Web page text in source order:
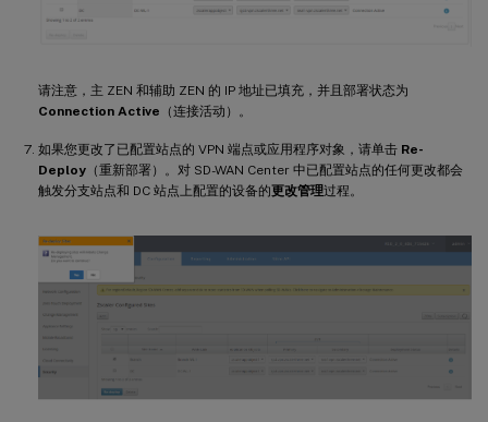
请注意，主 ZEN 和辅助 ZEN 的 IP 地址已填充，并且部署状态为
Connection Active （连接活动）。
如果您更改了已配置站点的 VPN 端点或应用程序对象，请单击 Re-
Deploy （重新部署）。对 SD-WAN Center 中已配置站点的任何更改都会
触发分支站点和 DC 站点上配置的设备的更改管理过程。